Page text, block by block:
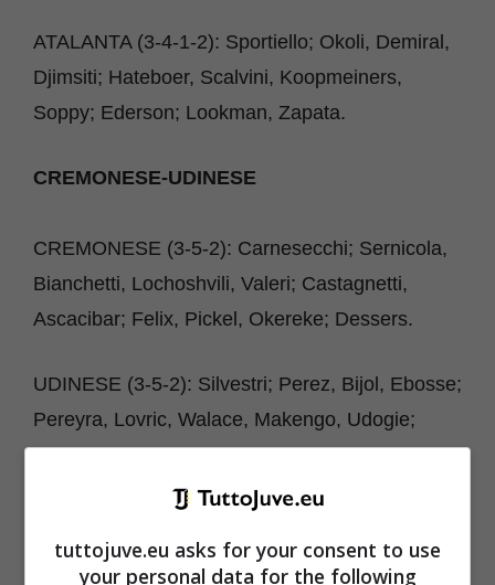
ATALANTA (3-4-1-2): Sportiello; Okoli, Demiral,
Djimsiti; Hateboer, Scalvini, Koopmeiners,
Soppy; Ederson; Lookman, Zapata.
CREMONESE-UDINESE
CREMONESE (3-5-2): Carnesecchi; Sernicola,
Bianchetti, Lochoshvili, Valeri; Castagnetti,
Ascacibar; Felix, Pickel, Okereke; Dessers.
UDINESE (3-5-2): Silvestri; Perez, Bijol, Ebosse;
Pereyra, Lovric, Walace, Makengo, Udogie;
Success, Deulofeu.
tuttojuve.eu asks for your consent to use
your personal data for the following